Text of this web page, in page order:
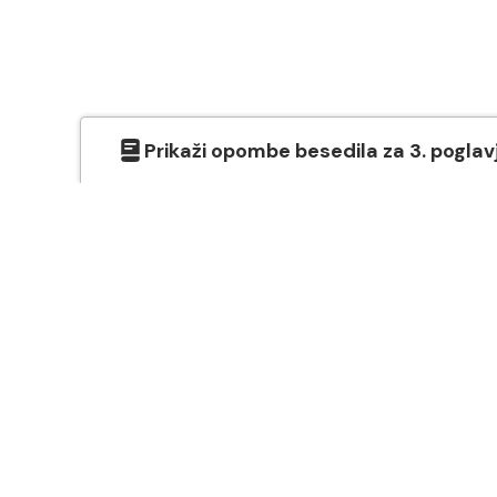
Prikaži opombe besedila za 3.